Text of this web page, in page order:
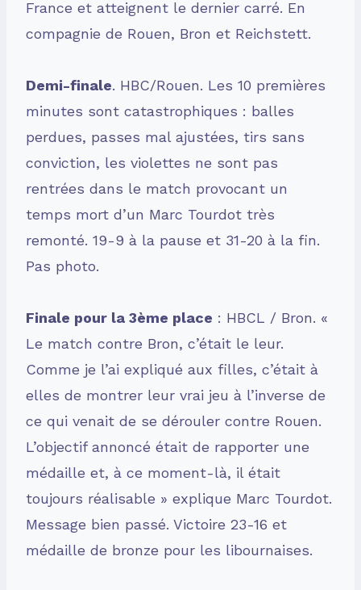
France et atteignent le dernier carré. En
compagnie de Rouen, Bron et Reichstett.
Demi-finale. HBC/Rouen. Les 10 premières
minutes sont catastrophiques : balles
perdues, passes mal ajustées, tirs sans
conviction, les violettes ne sont pas
rentrées dans le match provocant un
temps mort d’un Marc Tourdot très
remonté. 19-9 à la pause et 31-20 à la fin.
Pas photo.
Finale pour la 3ème place : HBCL / Bron. «
Le match contre Bron, c’était le leur.
Comme je l’ai expliqué aux filles, c’était à
elles de montrer leur vrai jeu à l’inverse de
ce qui venait de se dérouler contre Rouen.
L’objectif annoncé était de rapporter une
médaille et, à ce moment-là, il était
toujours réalisable » explique Marc Tourdot.
Message bien passé. Victoire 23-16 et
médaille de bronze pour les libournaises.